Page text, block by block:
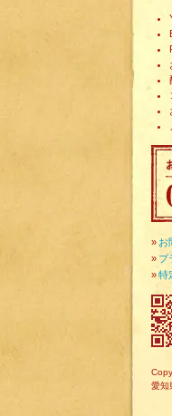
» お
» プ
»特
愛知